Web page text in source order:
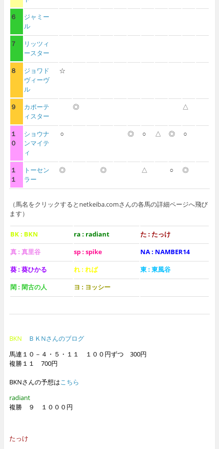
６
ジャミー
ル
７
リッツィ
ースター
８
ジョワド
ヴィーヴ
ル
☆
９
カポーテ
ィスター
◎ △
１
０
ショウナ
ンマイテ
ィ
○ ◎ ○ △ ◎ ○
１
１
トーセン
ラー
◎ ◎ △ ○ ◎
（馬名をクリックするとnetkeiba.comさんの各馬の詳細ページへ飛び
ます）
BK : BKN ra : radiant
た : たっけ
真 : 真里谷
sp : spike
NA : NAMBER14
葵 : 葵ひかる
れ : れば
東 : 東風谷
閑 : 閑古の人
ヨ : ヨッシー
BKN
ＢＫNさんのブログ
馬連１０－４・５・１１ １００円ずつ 300円
複勝１１ 700円
BKNさんの予想はこちら
radiant
複勝 ９ １０００円
たっけ